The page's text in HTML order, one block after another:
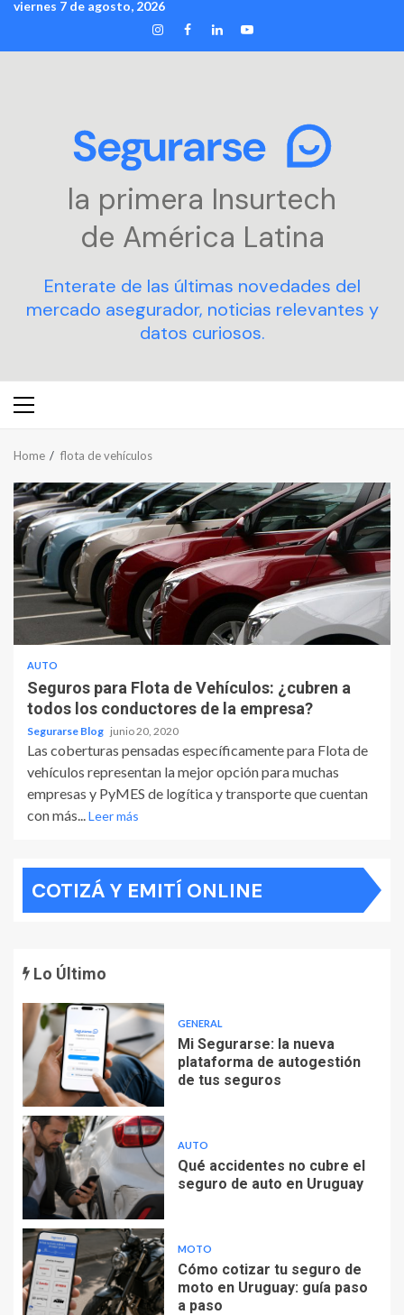
Skip
content
viernes 7 de agosto, 2026
INSTAGRAM
FACEBOOK
LINKEDIN
YOUTUBE
la primera Insurtech
de América Latina
Enterate de las últimas novedades del
mercado asegurador, noticias relevantes y
datos curiosos.
Primary
Home flota de vehículos
AUTO
Seguros para Flota de Vehículos: ¿cubren a
todos los conductores de la empresa?
Segurarse Blog junio 20, 2020
Las coberturas pensadas específicamente para Flota de
vehículos representan la mejor opción para muchas
empresas y PyMES de logítica y transporte que cuentan
con más...Leer más
COTIZÁ Y EMITÍ ONLINE
Lo Último
GENERAL
Mi Segurarse: la nueva
plataforma de autogestión
de tus seguros
AUTO
Qué accidentes no cubre el
seguro de auto en Uruguay
MOTO
Cómo cotizar tu seguro de
moto en Uruguay: guía paso
a paso